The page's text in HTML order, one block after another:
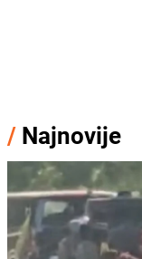
/ Najnovije